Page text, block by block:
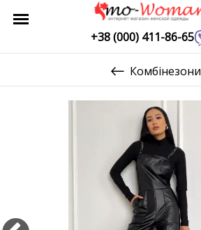
+38 (000) 411-86-65
Комбінезони